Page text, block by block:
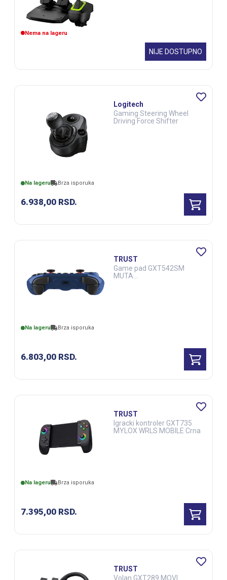
Nema na lageru
NIJE DOSTUPNO
Na lageru Brza isporuka
6.938,00 RSD.
Logitech
Gaming Steering Wheel
Driving Force Shifter
Na lageru Brza isporuka
6.803,00 RSD.
TRUST
Game pad GXT542SM
MUTA
Na lageru Brza isporuka
7.395,00 RSD.
TRUST
Igracki kontroler GXT735
MYLOX WRLS MOBILE Crna
TRUST
Volan GXT289 MOVI